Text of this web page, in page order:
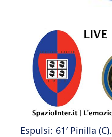
Espulsi: 61′ Pinilla (C).